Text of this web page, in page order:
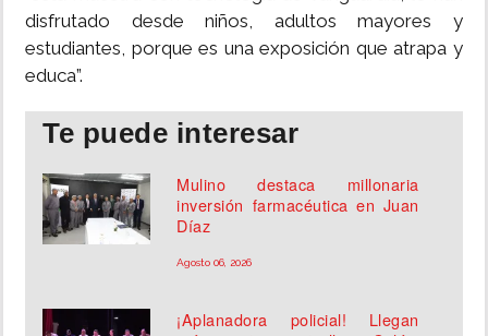
disfrutado desde niños, adultos mayores y
estudiantes, porque es una exposición que atrapa y
educa”.
Te puede interesar
Mulino destaca millonaria
inversión farmacéutica en Juan
Díaz
Agosto 06, 2026
¡Aplanadora policial! Llegan